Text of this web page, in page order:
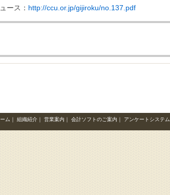
ース： http://ccu.or.jp/gijiroku/no.137.pdf
ム ｜ 組織紹介 ｜ 営業案内 ｜ 会計ソフトのご案内 ｜ アンケートシステム